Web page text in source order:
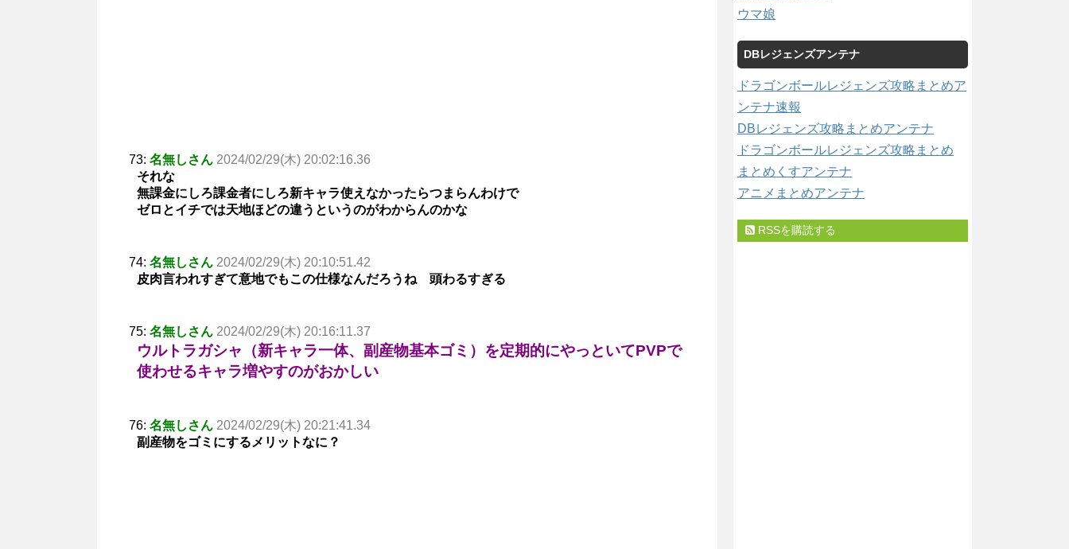
73: 名無しさん 2024/02/29(木) 20:02:16.36
それな
無課金にしろ課金者にしろ新キャラ使えなかったらつまらんわけで
ゼロとイチでは天地ほどの違うというのがわからんのかな
74: 名無しさん 2024/02/29(木) 20:10:51.42
皮肉言われすぎて意地でもこの仕様なんだろうね 頭わるすぎる
75: 名無しさん 2024/02/29(木) 20:16:11.37
ウルトラガシャ（新キャラ一体、副産物基本ゴミ）を定期的にやっといてPVPで
使わせるキャラ増やすのがおかしい
76: 名無しさん 2024/02/29(木) 20:21:41.34
副産物をゴミにするメリットなに？
ウマ娘
DBレジェンズアンテナ
ドラゴンボールレジェンズ攻略まとめア
ンテナ速報
DBレジェンズ攻略まとめアンテナ
ドラゴンボールレジェンズ攻略まとめ
まとめくすアンテナ
アニメまとめアンテナ
RSSを購読する